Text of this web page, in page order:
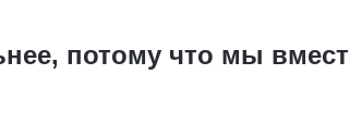
потому что мы